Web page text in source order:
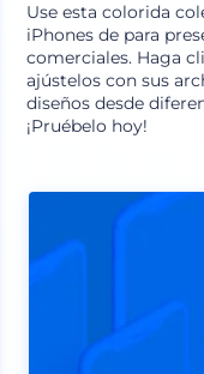
Use esta colorida
iPhones de para
comerciales. Haga
ajústelos con sus
diseños desde
¡Pruébelo hoy!